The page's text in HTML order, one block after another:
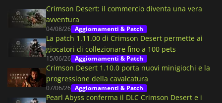
Crimson Desert: il commercio diventa una vera
avventura
04/08/26 Aggiornamenti & Patch
La patch 1.11.00 di Crimson Desert permette ai
giocatori di collezionare fino a 100 pets
15/06/26 Aggiornamenti & Patch
Crimson Desert 1.10.0 porta nuovi minigiochi e la
progressione della cavalcatura
07/06/26 Aggiornamenti & Patch
Pearl Abyss conferma il DLC Crimson Desert e i